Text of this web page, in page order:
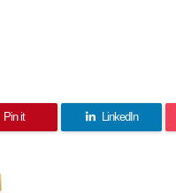
Pin it LinkedIn